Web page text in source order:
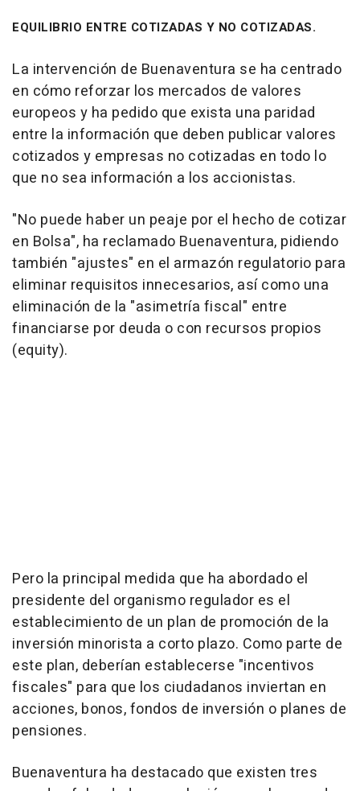
EQUILIBRIO ENTRE COTIZADAS Y NO COTIZADAS.
La intervención de Buenaventura se ha centrado
en cómo reforzar los mercados de valores
europeos y ha pedido que exista una paridad
entre la información que deben publicar valores
cotizados y empresas no cotizadas en todo lo
que no sea información a los accionistas.
"No puede haber un peaje por el hecho de cotizar
en Bolsa", ha reclamado Buenaventura, pidiendo
también "ajustes" en el armazón regulatorio para
eliminar requisitos innecesarios, así como una
eliminación de la "asimetría fiscal" entre
financiarse por deuda o con recursos propios
(equity).
Pero la principal medida que ha abordado el
presidente del organismo regulador es el
establecimiento de un plan de promoción de la
inversión minorista a corto plazo. Como parte de
este plan, deberían establecerse "incentivos
fiscales" para que los ciudadanos inviertan en
acciones, bonos, fondos de inversión o planes de
pensiones.
Buenaventura ha destacado que existen tres